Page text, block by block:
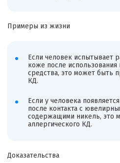
Примеры из жизни
Если человек испытывает
коже после
средства, это может быть
КД.
Если у человека
после контакта с
содержащими никель, это
аллергического КД.
Доказательства